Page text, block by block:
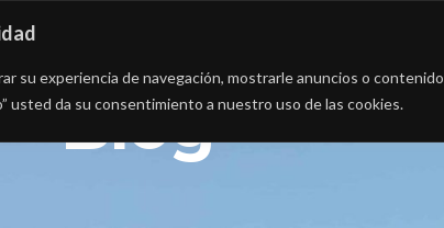
su experiencia de navegación, mostrarle anuncios o
usted da su consentimiento a nuestro uso de las cookies.
Blog